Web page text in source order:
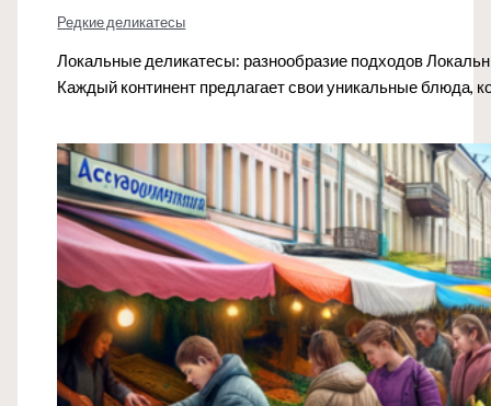
Редкие деликатесы
Локальные деликатесы: разнообразие подходов
Каждый континент предлагает свои уникальные блюда,